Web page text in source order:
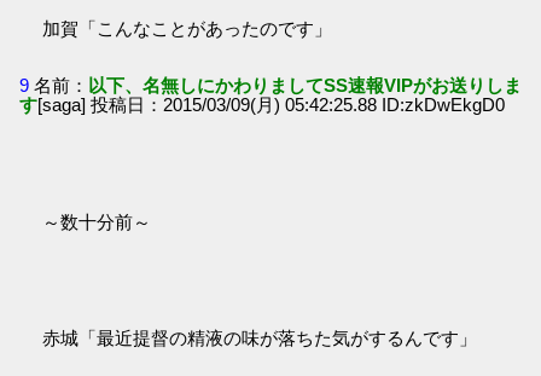
加賀「こんなことがあったのです」
9 名前： 以下、名無しにかわりましてSS速報VIPがお送りしま
す[saga] 投稿日：2015/03/09(月) 05:42:25.88 ID:zkDwEkgD0
～数十分前～
赤城「最近提督の精液の味が落ちた気がするんです」